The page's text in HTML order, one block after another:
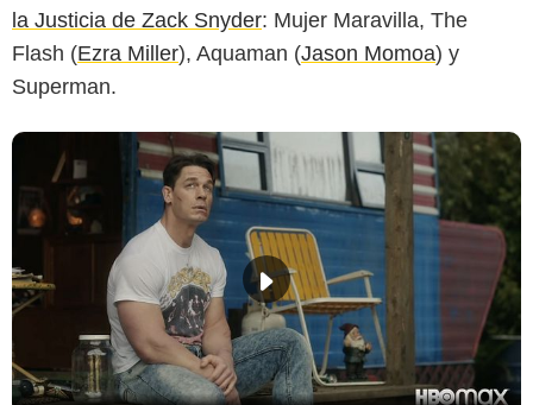
la Justicia de Zack Snyder: Mujer Maravilla, The
Flash (Ezra Miller), Aquaman (Jason Momoa) y
Superman.